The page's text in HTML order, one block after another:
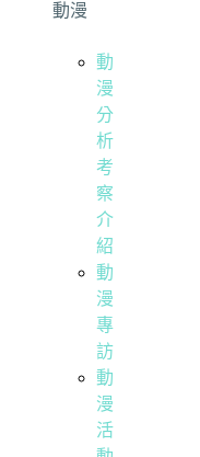
動漫
動
漫
分
析
考
察
介
紹
動
漫
專
訪
動
漫
活